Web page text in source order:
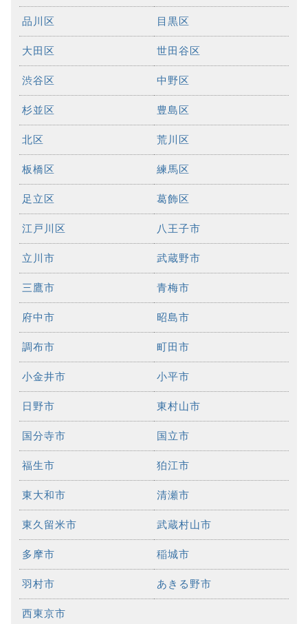
品川区 目黒区
大田区 世田谷区
渋谷区 中野区
杉並区 豊島区
北区 荒川区
板橋区 練馬区
足立区 葛飾区
江戸川区 八王子市
立川市 武蔵野市
三鷹市 青梅市
府中市 昭島市
調布市 町田市
小金井市 小平市
日野市 東村山市
国分寺市 国立市
福生市 狛江市
東大和市 清瀬市
東久留米市 武蔵村山市
多摩市 稲城市
羽村市 あきる野市
西東京市